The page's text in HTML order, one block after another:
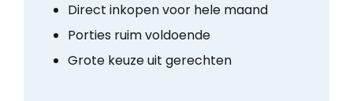
Direct inkopen voor hele maand
Porties ruim voldoende
Grote keuze uit gerechten